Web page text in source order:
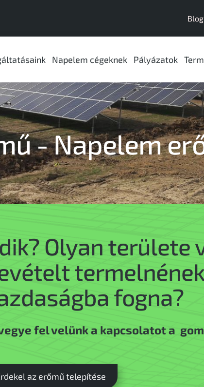
Blog
Napelem cégeknek Pályázatok
- Napelem
Olyan területe
fogna?
fel velünk a kapcsolatot a
az erőmű telepítése